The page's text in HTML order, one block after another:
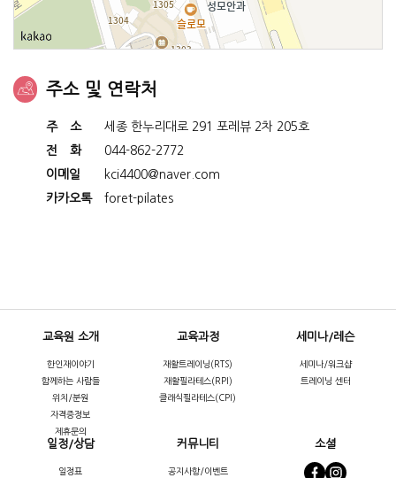
주소 및 연락처
주 소
세종 한누리대로 291 포레뷰 2차 205호
전 화
044-862-2772
이메일
kci4400@naver.com
카카오톡
foret-pilates
교육원 소개
한인재이야기
함께하는 사람들
위치/분원
자격증정보
제휴문의
교육과정
재활트레이닝(RTS)
재활필라테스(RPI)
클래식필라테스(CPI)
세미나/레슨
세미나/워크샵
트레이닝 센터
일정/상담
일정표
커뮤니티
공지사항/이벤트
소셜